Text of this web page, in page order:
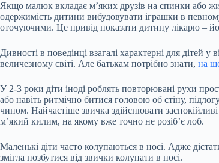
Якщо малюк вкладає м’яких друзів на спинки або
одержимість дитини вибудовувати іграшки в
оточуючими. Це привід показати дитину лікарю –
Дивності в поведінці взагалі характерні для дітей
величезному світі. Але батькам потрібно знати, на
У 2-3 роки діти іноді роблять повторювані рухи
або навіть ритмічно битися головою об стіну,
чином. Найчастіше звичка здійснювати
м’який килим, на якому вже точно не розіб’є лоб.
Маленькі діти часто колупаються в носі. Адже
змігла позбутися від звички колупати в носі.